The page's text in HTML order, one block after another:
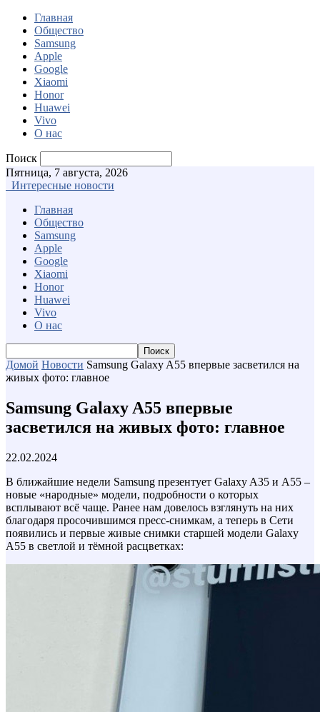
Главная
Общество
Samsung
Apple
Google
Xiaomi
Honor
Huawei
Vivo
О нас
Поиск
Пятница, 7 августа, 2026
Интересные новости
Главная
Общество
Samsung
Apple
Google
Xiaomi
Honor
Huawei
Vivo
О нас
Домой Новости Samsung Galaxy A55 впервые засветился на
живых фото: главное
Samsung Galaxy A55 впервые
засветился на живых фото: главное
22.02.2024
В ближайшие недели Samsung презентует Galaxy A35 и A55 –
новые «народные» модели, подробности о которых
всплывают всё чаще. Ранее нам довелось взглянуть на них
благодаря просочившимся пресс-снимкам, а теперь в Сети
появились и первые живые снимки старшей модели Galaxy
A55 в светлой и тёмной расцветках: